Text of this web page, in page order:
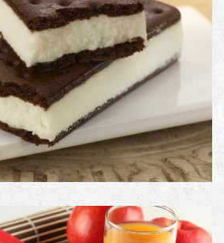
PRODUCT #9
Image with no link